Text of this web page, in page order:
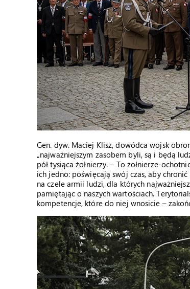
Gen. dyw. Maciej Klisz, dowódca wojsk
„najważniejszym zasobem byli, są i będą
pół tysiąca żołnierzy. – To żołnierze-
ich jedno: poświęcają swój czas, aby
na czele armii ludzi, dla których
pamiętając o naszych wartościach.
kompetencje, które do niej wnosicie –